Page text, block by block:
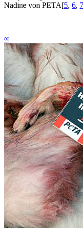
Nadine von PETA[5, 6, 7
∞